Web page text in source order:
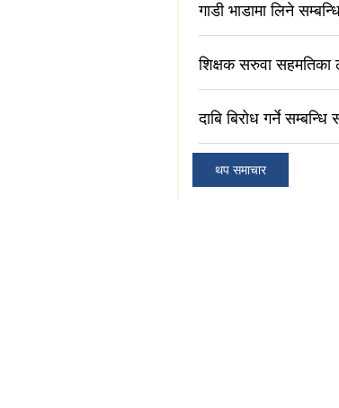
गाडी भाडामा लिने
शिक्षक सरुवा सहमतिका
दाबि बिरोध गर्ने
थप समाचार